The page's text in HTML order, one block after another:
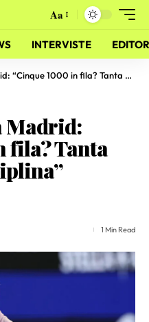
Aa
INTERVISTE
1000 in fila? Tanta dedizione e disciplina”
Madrid:
fila? Tanta
1 Min Read